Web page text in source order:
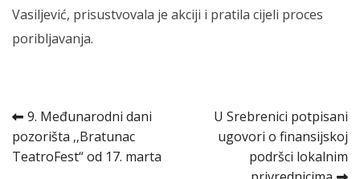
Vasiljević, prisustvovala je akciji i pratila cijeli proces
poribljavanja.
Kretanje
članka
9. Međunarodni dani
pozorišta ‚‚Bratunac
TeatroFest“ od 17. marta
U Srebrenici potpisani
ugovori o finansijskoj
podršci lokalnim